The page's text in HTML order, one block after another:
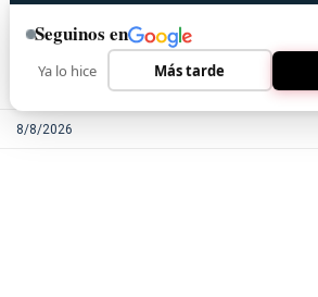
8/8/2026
Seguinos en
Ya lo hice Más tarde